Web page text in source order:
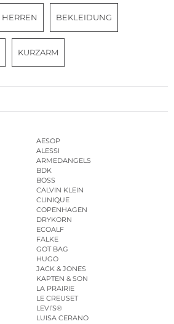
HERREN BEKLEIDUNG
KURZARM
AESOP
ALESSI
ARMEDANGELS
BDK
BOSS
CALVIN KLEIN
CLINIQUE
COPENHAGEN
DRYKORN
ECOALF
FALKE
GOT BAG
HUGO
JACK & JONES
KAPTEN & SON
LA PRAIRIE
LE CREUSET
LEVI’S®
LUISA CERANO